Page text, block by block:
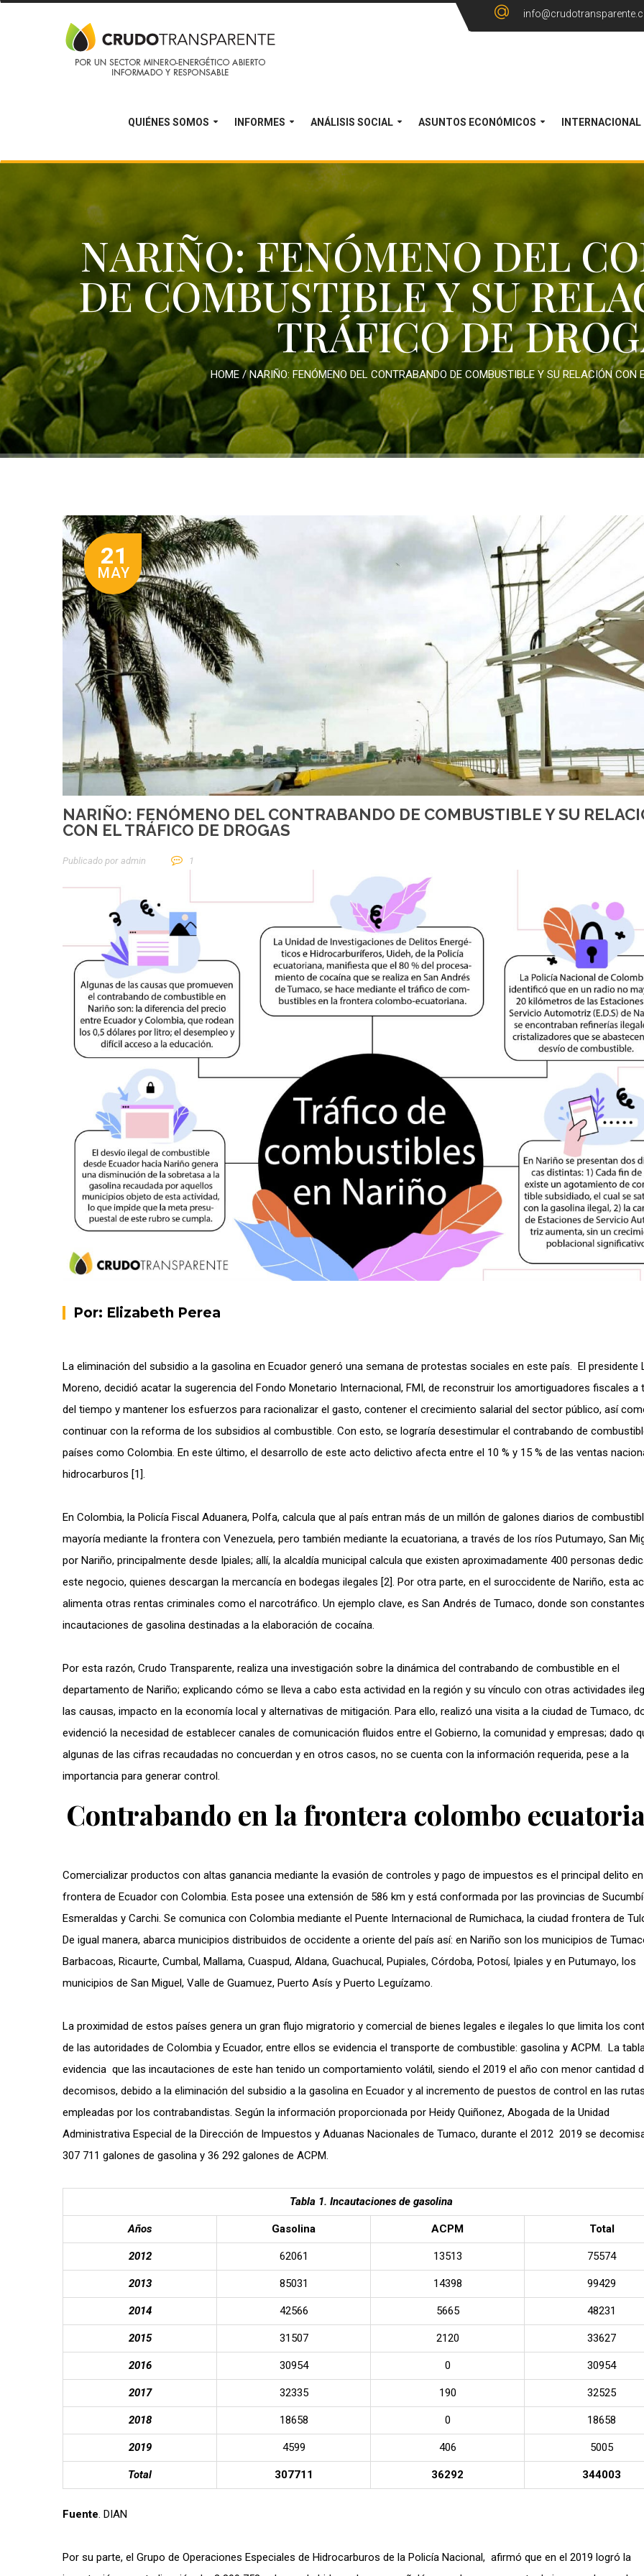
QUIÉNES SOMOS INFORMES ANÁLISIS SOCIAL ASUNTOS ECONÓMICOS INTERNACIONAL
NARIÑO: FENÓMENO DEL
DE COMBUSTIBLE Y SU
TRÁFICO DE
HOME/NARIÑO: FENÓMENO DEL CONTRABANDO DE COMBUSTIBLE Y SU RELACIÓN CON
21
MAY
NARIÑO: FENÓMENO DEL CONTRABANDO DE COMBUSTIBLE Y SU
CON EL TRÁFICO DE DROGAS
Publicado por Admin 1
Por: Elizabeth Perea
La eliminación del subsidio a la gasolina en Ecuador generó una semana de protestas sociales en este país. El presidente
Moreno, decidió acatar la sugerencia del Fondo Monetario Internacional, FMI, de reconstruir los amortiguadores fiscales a
del tiempo y mantener los esfuerzos para racionalizar el gasto, contener el crecimiento salarial del sector público, así
continuar con la reforma de los subsidios al combustible. Con esto, se lograría desestimular el contrabando de
países como Colombia. En este último, el desarrollo de este acto delictivo afecta entre el 10 % y 15 % de las ventas
hidrocarburos [1].
En Colombia, la Policía Fiscal Aduanera, Polfa, calcula que al país entran más de un millón de galones diarios de
mayoría mediante la frontera con Venezuela, pero también mediante la ecuatoriana, a través de los ríos Putumayo, San
por Nariño, principalmente desde Ipiales; allí, la alcaldía municipal calcula que existen aproximadamente 400 personas
este negocio, quienes descargan la mercancía en bodegas ilegales [2]. Por otra parte, en el suroccidente de Nariño, esta
alimenta otras rentas criminales como el narcotráfico. Un ejemplo clave, es San Andrés de Tumaco, donde son
incautaciones de gasolina destinadas a la elaboración de cocaína.
Por esta razón, Crudo Transparente, realiza una investigación sobre la dinámica del contrabando de combustible en el
departamento de Nariño; explicando cómo se lleva a cabo esta actividad en la región y su vínculo con otras actividades
las causas, impacto en la economía local y alternativas de mitigación. Para ello, realizó una visita a la ciudad de Tumaco,
evidenció la necesidad de establecer canales de comunicación fluidos entre el Gobierno, la comunidad y empresas; dado
algunas de las cifras recaudadas no concuerdan y en otros casos, no se cuenta con la información requerida, pese a la
importancia para generar control.
Contrabando en la frontera colombo
Comercializar productos con altas ganancia mediante la evasión de controles y pago de impuestos es el principal delito
frontera de Ecuador con Colombia. Esta posee una extensión de 586 km y está conformada por las provincias de
Esmeraldas y Carchi. Se comunica con Colombia mediante el Puente Internacional de Rumichaca, la ciudad frontera de
De igual manera, abarca municipios distribuidos de occidente a oriente del país así: en Nariño son los municipios de
Barbacoas, Ricaurte, Cumbal, Mallama, Cuaspud, Aldana, Guachucal, Pupiales, Córdoba, Potosí, Ipiales y en Putumayo, los
municipios de San Miguel, Valle de Guamuez, Puerto Asís y Puerto Leguízamo.
La proximidad de estos países genera un gran flujo migratorio y comercial de bienes legales e ilegales lo que limita los
de las autoridades de Colombia y Ecuador, entre ellos se evidencia el transporte de combustible: gasolina y ACPM. La
evidencia que las incautaciones de este han tenido un comportamiento volátil, siendo el 2019 el año con menor cantidad
decomisos, debido a la eliminación del subsidio a la gasolina en Ecuador y al incremento de puestos de control en las
empleadas por los contrabandistas. Según la información proporcionada por Heidy Quiñonez, Abogada de la Unidad
Administrativa Especial de la Dirección de Impuestos y Aduanas Nacionales de Tumaco, durante el 2012 2019 se
307 711 galones de gasolina y 36 292 galones de ACPM.
Tabla 1. Incautaciones de gasolina
Años Gasolina ACPM Total
2012 62061 13513 75574
2013 85031 14398 99429
2014 42566 5665 48231
2015 31507 2120 33627
2016 30954 0 30954
2017 32335 190 32525
2018 18658 0 18658
2019 4599 406 5005
Total 307711 36292 344003
Fuente. DIAN
Por su parte, el Grupo de Operaciones Especiales de Hidrocarburos de la Policía Nacional, afirmó que en el 2019 logró la